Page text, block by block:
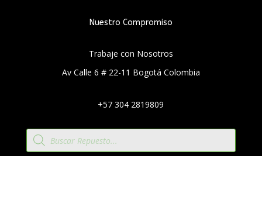
Nuestro Compromiso
Trabaje con Nosotros
Av Calle 6 # 22-11 Bogotá Colombia
+57 304 2819809
Búsqueda
de
productos